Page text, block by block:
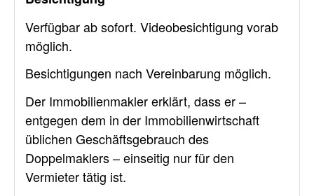
Verfügbar ab sofort. Videobesichtigung vorab
möglich.
Besichtigungen nach Vereinbarung möglich.
Der Immobilienmakler erklärt, dass er –
entgegen dem in der Immobilienwirtschaft
üblichen Geschäftsgebrauch des
Doppelmaklers – einseitig nur für den
Vermieter tätig ist.